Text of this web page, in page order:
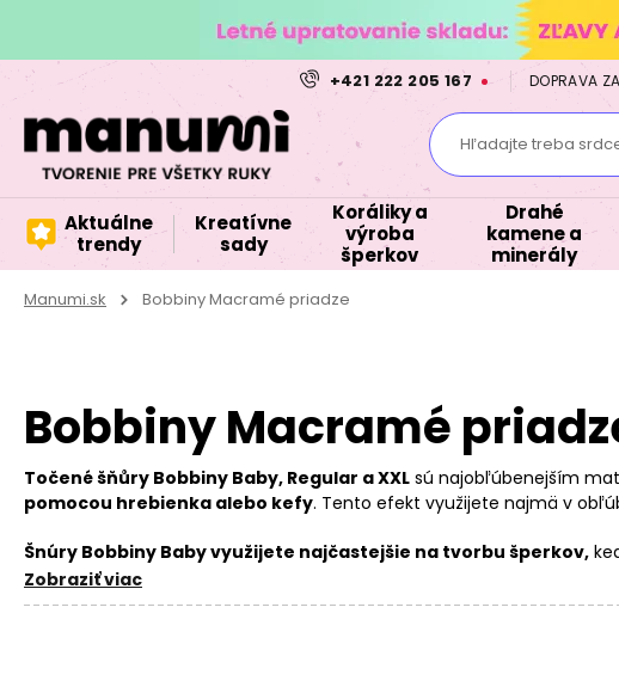
+421 222 205 167 DOPRAVA
Hľadajte treba
Aktuálne
trendy
Kreatívne
sady
Koráliky a
výroba
šperkov
Drahé
kamene a
minerály
Manumi.sk Bobbiny Macramé priadze
Bobbiny Macramé
Točené šňůry Bobbiny Baby, Regular a XXL sú najobľúbenejším
pomocou hrebienka alebo kefy. Tento efekt využijete najmä v
Šnúry Bobbiny Baby využijete najčastejšie na tvorbu šperkov,
priadze teda závisí len od toho, či chcete dosiahnuť jemnejší (Regular
Zobraziť viac